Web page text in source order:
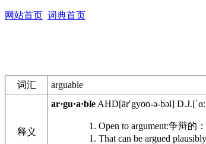
网站首页 词典首页
词汇 arguable
释义
ar·gu·a·ble AHD[ärʹgyo͞o-ə-bəl] D.J.
Open to argument:争辩的
That can be argued